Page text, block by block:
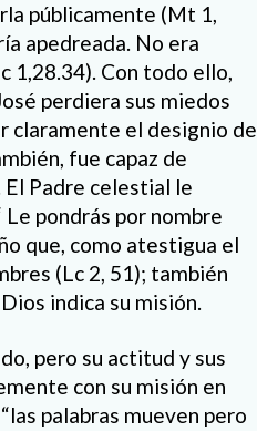
públicamente (Mt 1,
apedreada. No era
1,28.34). Con todo ello,
perdiera sus miedos
claramente el designio de
fue capaz de
Padre celestial le
pondrás por nombre
que, como atestigua el
(Lc 2, 51); también
indica su misión.
pero su actitud y sus
con su misión en
palabras mueven pero